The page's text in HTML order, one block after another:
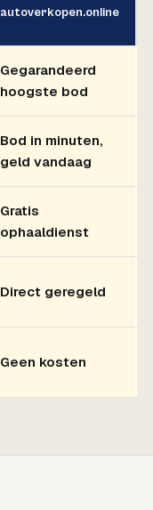
autoverkopen.online
Gegarandeerd
hoogste bod
Bod in minuten,
geld vandaag
Gratis
ophaaldienst
Direct geregeld
Geen kosten